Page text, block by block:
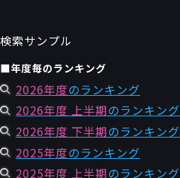
検索サンプル
■年度毎のランキング
2026年度のランキング
2026年度 上半期のランキング
2026年度 下半期のランキング
2025年度のランキング
2025年度 上半期のランキング